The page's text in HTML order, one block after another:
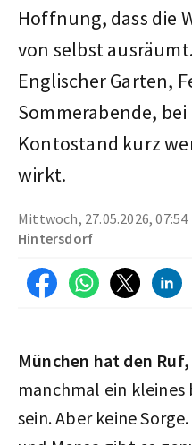
Hoffnung, dass die
von selbst
Englischer Garten,
Sommerabende,
Kontostand kurz
wirkt.
Mittwoch, 27.05.2026,
Hintersdorf
München hat den
manchmal ein kleines
sein. Aber keine